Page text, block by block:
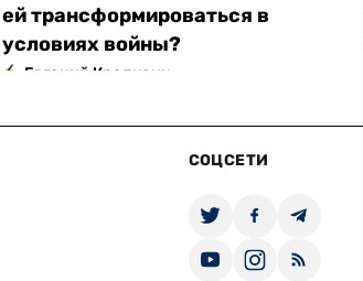
ей трансформироваться в
условиях войны?
Евгений Крапивин
СОЦСЕТИ